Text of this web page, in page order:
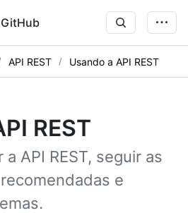
API REST Usando a API REST
REST
API REST, seguir as
e